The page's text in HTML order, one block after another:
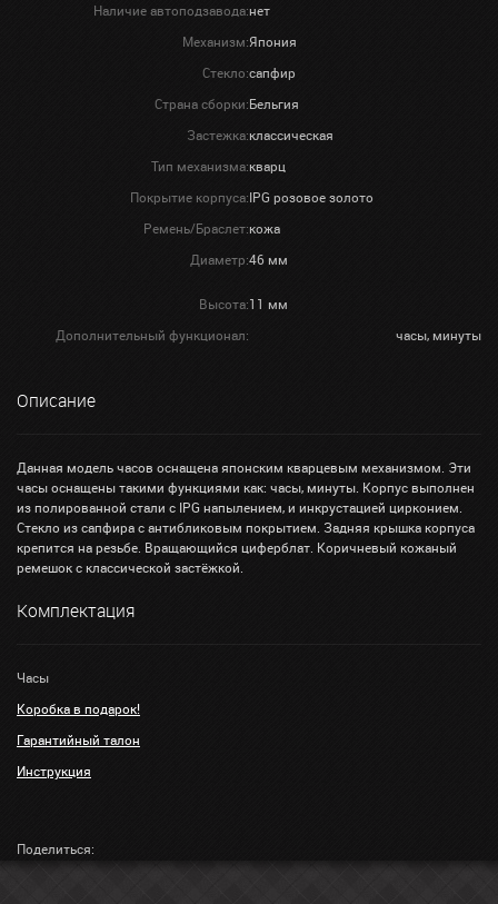
Наличие автоподзавода:нет
Механизм:Япония
Стекло:сапфир
Страна сборки:Бельгия
Застежка:классическая
Тип механизма:кварц
Покрытие корпуса:IPG розовое золото
Ремень/Браслет:кожа
Диаметр:46 мм
Высота:11 мм
Дополнительный функционал:
часы, минуты
Описание
Данная модель часов оснащена японским кварцевым механизмом. Эти
часы оснащены такими функциями как: часы, минуты. Корпус выполнен
из полированной стали с IPG напылением, и инкрустацией цирконием.
Стекло из сапфира с антибликовым покрытием. Задняя крышка корпуса
крепится на резьбе. Вращающийся циферблат. Коричневый кожаный
ремешок с классической застёжкой.
Комплектация
Часы
Коробка в подарок!
Гарантийный талон
Инструкция
Поделиться: